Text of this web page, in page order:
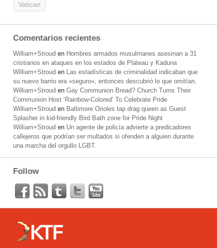
Vatican
Comentarios recientes
William+Stroud en Hombres armados musulmanes asesinan a 31
cristianos en ataques en los estados de Plateau y Kaduna
William+Stroud en Las estadísticas de criminalidad indicaban que
su nuevo barrio era «seguro»; entonces descubrió lo que omitían.
William+Stroud en Gay Communion Bread? Church Turns Their
Communion Host ‘Rainbow-Colored’ To Celebrate Pride
William+Stroud en Baltimore Orioles tap drag queen as Guest
Splasher in kid-friendly Bird Bath zone for Pride Night
William+Stroud en Un agente de policía advierte a predicadores
callejeros que podrían ser multados si ofenden a alguien durante
una marcha del orgullo LGBT.
Follow